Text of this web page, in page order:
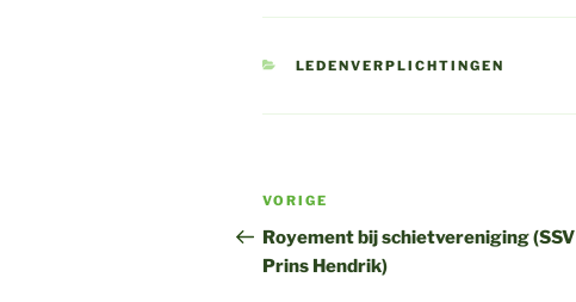
CATEGORIEËN
LEDENVERPLICHTINGEN
Bericht
navigatie
Vorig
bericht
VORIGE
Royement bij schietvereniging (SSV
Prins Hendrik)